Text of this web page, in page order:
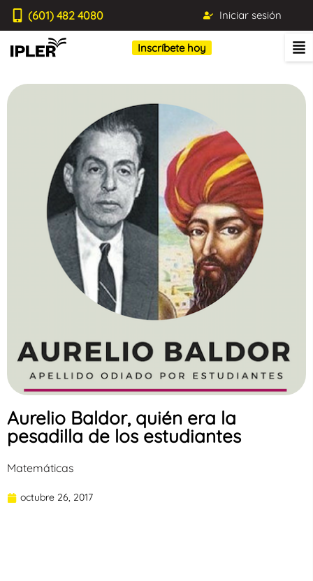
(601) 482 4080 Iniciar sesión
Inscríbete hoy
Aurelio Baldor, quién era la
pesadilla de los estudiantes
Matemáticas
octubre 26, 2017